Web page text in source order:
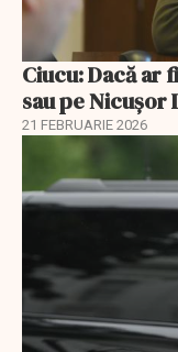
Ciucu: Dacă ar
sau pe Nicușor
21 FEBRUARIE 2026